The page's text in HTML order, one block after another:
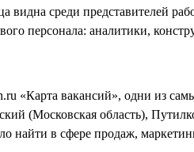
видна среди представителей
персонала: аналитики,
«Карта вакансий», одни из
(Московская область),
найти в сфере продаж,